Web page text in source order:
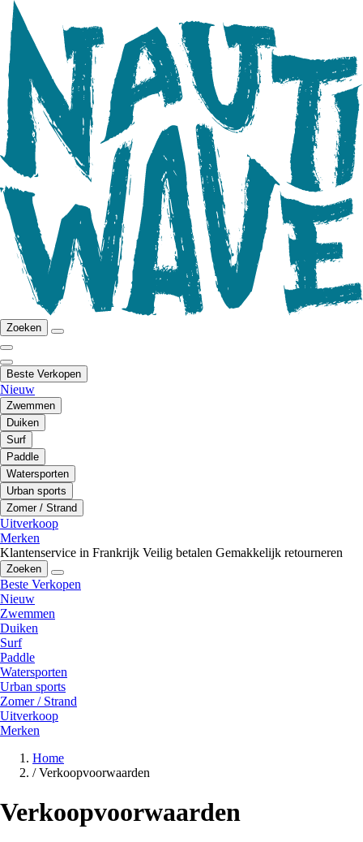
Zoeken
Beste Verkopen
Nieuw
Zwemmen
Duiken
Surf
Paddle
Watersporten
Urban sports
Zomer / Strand
Uitverkoop
Merken
Klantenservice in Frankrijk Veilig betalen Gemakkelijk retourneren
Zoeken
Beste Verkopen
Nieuw
Zwemmen
Duiken
Surf
Paddle
Watersporten
Urban sports
Zomer / Strand
Uitverkoop
Merken
Home
/ Verkoopvoorwaarden
Verkoopvoorwaarden